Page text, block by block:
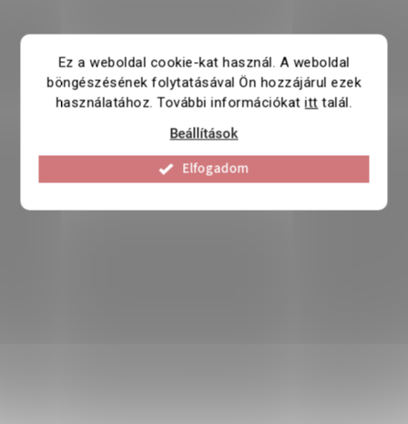
Ez a weboldal cookie-kat használ. A weboldal
böngészésének folytatásával Ön hozzájárul ezek
használatához. További információkatitt talál.
Beállítások
Elfogadom